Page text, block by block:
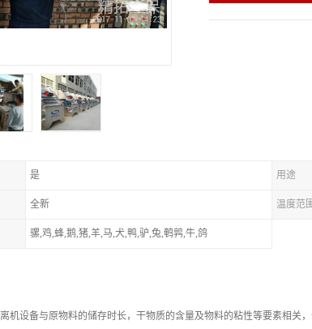
是 用途
全新 温度范
骡,鸡,蜂,鹅,猪,羊,马,犬,鸭,驴,兔,鹌鹑,牛,鸽
机设备与原物料的储存时长，干物质的含量及物料的粘性等要素相关